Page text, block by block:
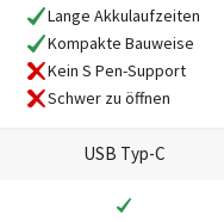
Lange Akkulaufzeiten
Kompakte Bauweise
Kein S Pen-Support
Schwer zu öffnen
USB Typ-C